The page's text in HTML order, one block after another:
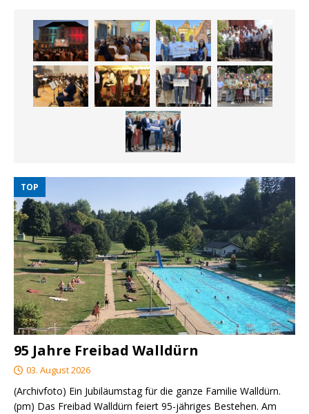
TOP
95 Jahre Freibad Walldürn
03. August 2026
(Archivfoto) Ein Jubiläumstag für die ganze Familie Walldürn.
(pm) Das Freibad Walldürn feiert 95-jähriges Bestehen. Am